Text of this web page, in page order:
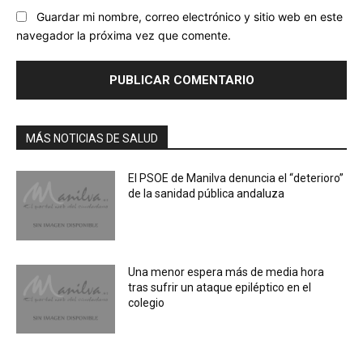
Guardar mi nombre, correo electrónico y sitio web en este
navegador la próxima vez que comente.
MÁS NOTICIAS DE SALUD
El PSOE de Manilva denuncia el “deterioro”
de la sanidad pública andaluza
Una menor espera más de media hora
tras sufrir un ataque epiléptico en el
colegio